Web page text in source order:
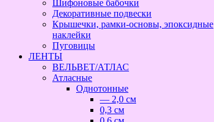
Шифоновые бабочки
Декоративные подвески
Крышечки, рамки-основы, эпоксидные
наклейки
Пуговицы
ЛЕНТЫ
ВЕЛЬВЕТ/АТЛАС
Атласные
Однотонные
— 2,0 см
0,3 см